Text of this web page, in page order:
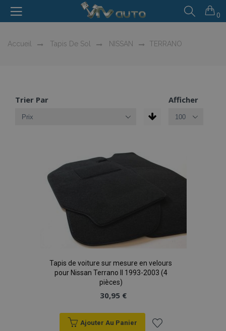
0
Accueil Tapis De Sol NISSAN TERRANO
Trier Par Afficher
Tapis de voiture sur mesure en velours
pour Nissan Terrano II 1993-2003 (4
pièces)
30,95 €
Ajouter Au Panier